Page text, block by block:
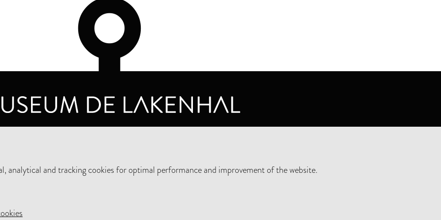
analytical and tracking cookies for optimal performance and improvement of the website.